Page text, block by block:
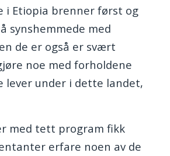
i Etiopia brenner først og
synshemmede med
de er også er svært
noe med forholdene
lever under i dette landet,
med tett program fikk
erfare noen av de